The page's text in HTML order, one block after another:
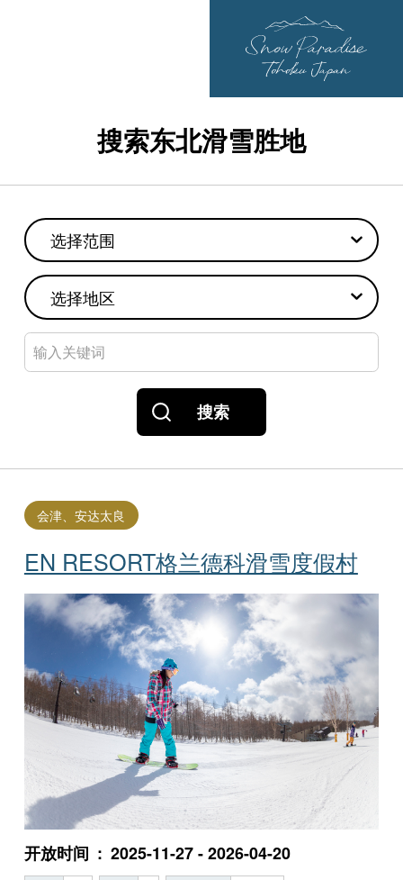
搜索东北滑雪胜地
选择范围
选择地区
搜索
EN RESORT格兰德科滑雪度假村
会津、安达太良
开放时间 2025-11-27 - 2026-04-20